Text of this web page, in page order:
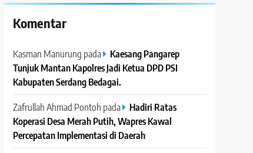
Komentar
Kasman Manurung pada
Kaesang Pangarep
Tunjuk Mantan Kapolres Jadi Ketua DPD PSI
Kabupaten Serdang Bedagai. ‎ ‎
Zafrullah Ahmad Pontoh pada
Hadiri Ratas
Koperasi Desa Merah Putih, Wapres Kawal
Percepatan Implementasi di Daerah